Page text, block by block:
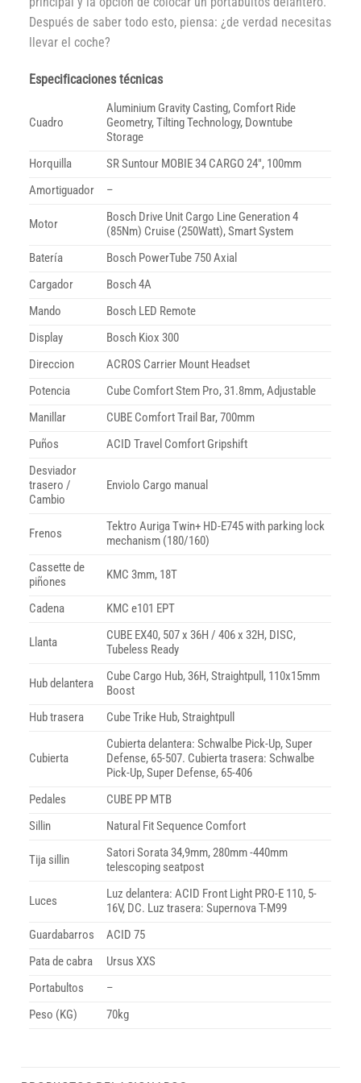
Después de saber todo esto, piensa: ¿de verdad necesitas
llevar el coche?
Especificaciones técnicas
Cuadro
Aluminium Gravity Casting, Comfort Ride
Geometry, Tilting Technology, Downtube
Storage
Horquilla
SR Suntour MOBIE 34 CARGO 24″, 100mm
Amortiguador
–
Motor
Bosch Drive Unit Cargo Line Generation 4
(85Nm) Cruise (250Watt), Smart System
Batería
Bosch PowerTube 750 Axial
Cargador
Bosch 4A
Mando
Bosch LED Remote
Display
Bosch Kiox 300
Direccion
ACROS Carrier Mount Headset
Potencia
Cube Comfort Stem Pro, 31.8mm, Adjustable
Manillar
CUBE Comfort Trail Bar, 700mm
Puños
ACID Travel Comfort Gripshift
Desviador
trasero /
Cambio
Enviolo Cargo manual
Frenos
Tektro Auriga Twin+ HD-E745 with parking lock
mechanism (180/160)
Cassette de
piñones
KMC 3mm, 18T
Cadena KMC e101 EPT
Llanta
CUBE EX40, 507 x 36H / 406 x 32H, DISC,
Tubeless Ready
Hub delantera
Cube Cargo Hub, 36H, Straightpull, 110x15mm
Boost
Hub trasera
Cube Trike Hub, Straightpull
Cubierta
Cubierta delantera: Schwalbe Pick-Up, Super
Defense, 65-507. Cubierta trasera: Schwalbe
Pick-Up, Super Defense, 65-406
Pedales
CUBE PP MTB
Sillin
Natural Fit Sequence Comfort
Tija sillin
Satori Sorata 34,9mm, 280mm -440mm
telescoping seatpost
Luces
Luz delantera: ACID Front Light PRO-E 110, 5-
16V, DC. Luz trasera: Supernova T-M99
Guardabarros
ACID 75
Pata de cabra
Ursus XXS
Portabultos
–
Peso (KG)
70kg